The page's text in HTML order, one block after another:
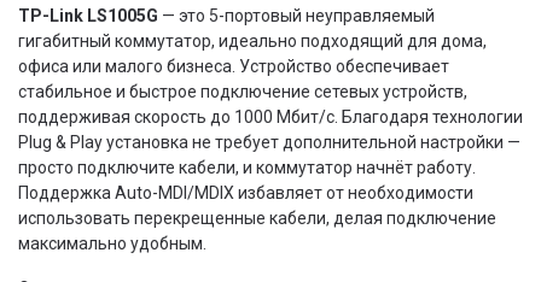
TP-Link LS1005G — это 5-портовый неуправляемый
гигабитный коммутатор, идеально подходящий для дома,
офиса или малого бизнеса. Устройство обеспечивает
стабильное и быстрое подключение сетевых устройств,
поддерживая скорость до 1000 Мбит/с. Благодаря технологии
Plug & Play установка не требует дополнительной настройки —
просто подключите кабели, и коммутатор начнёт работу.
Поддержка Auto-MDI/MDIX избавляет от необходимости
использовать перекрещенные кабели, делая подключение
максимально удобным.